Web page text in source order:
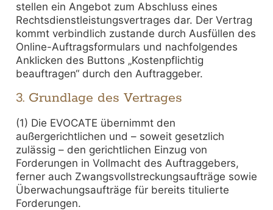
stellen ein Angebot zum Abschluss eines
Rechtsdienstleistungsvertrages dar. Der Vertrag
kommt verbindlich zustande durch Ausfüllen des
Online-Auftragsformulars und nachfolgendes
Anklicken des Buttons „Kostenpflichtig
beauftragen“ durch den Auftraggeber.
3. Grundlage des Vertrages
(1) Die EVOCATE übernimmt den
außergerichtlichen und – soweit gesetzlich
zulässig – den gerichtlichen Einzug von
Forderungen in Vollmacht des Auftraggebers,
ferner auch Zwangsvollstreckungsaufträge sowie
Überwachungsaufträge für bereits titulierte
Forderungen.